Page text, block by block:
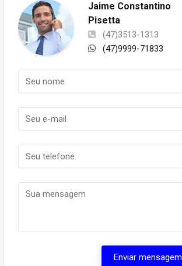
Jaime Constantino
Pisetta
(47)3513-1313
(47)9999-71833
Enviar mensagem